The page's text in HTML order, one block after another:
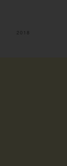
2018